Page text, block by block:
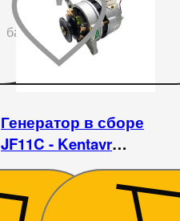
бажаного
Генератор в сборе
JF11C - Kentavr
240/244/350ВР